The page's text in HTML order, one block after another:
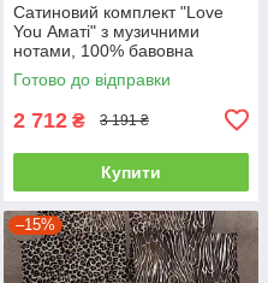
Сатиновий комплект "Love
You Аматі" з музичними
нотами, 100% бавовна
полуторний
Готово до відправки
2 712 ₴ 3 191 ₴
Купити
–15%